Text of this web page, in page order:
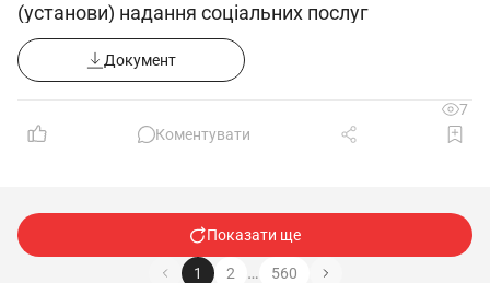
(установи) надання соціальних послуг
Документ
7
Коментувати
Показати ще
1 2 … 560